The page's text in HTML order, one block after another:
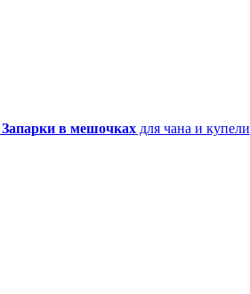
Запарки в мешочкахдля чана и купели